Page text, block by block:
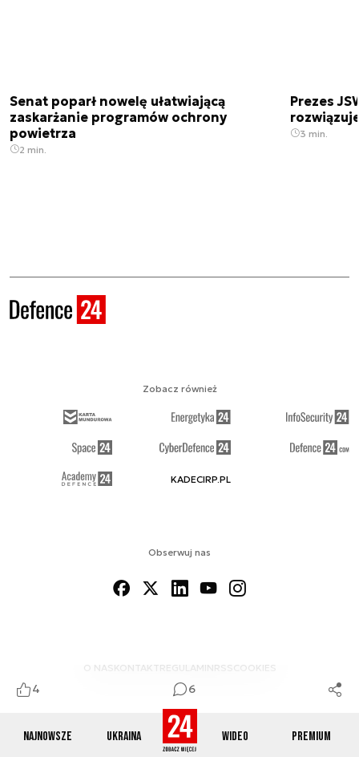
Najnowsze Ukraina Wideo Premium
4 6
Senat poparł nowelę ułatwiającą
zaskarżanie programów ochrony
powietrza
2 min.
Prezes
3 min.
Obserwuj nas
O NAS KONTAKTREGULAMINRSS COOKIES
Zobacz również
KADECIRP.PL
© 2012-2026 DEFENCE24